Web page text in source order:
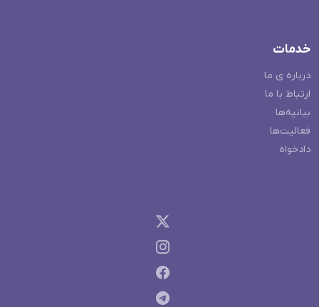
خدمات
درباره ی ما
ارتباط با ما
بیانیه‌ها
فعالیت‌ها
دادخواه